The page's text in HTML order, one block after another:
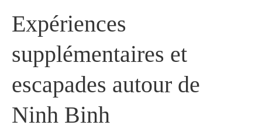
Expériences
supplémentaires et
escapades autour de
Ninh Binh